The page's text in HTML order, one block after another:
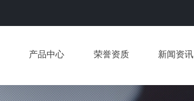
产品中心 荣誉资质 新闻资讯